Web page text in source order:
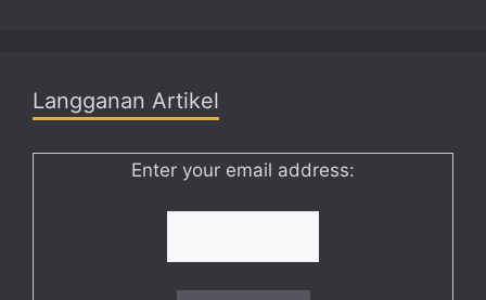
Langganan Artikel
Enter your email address: